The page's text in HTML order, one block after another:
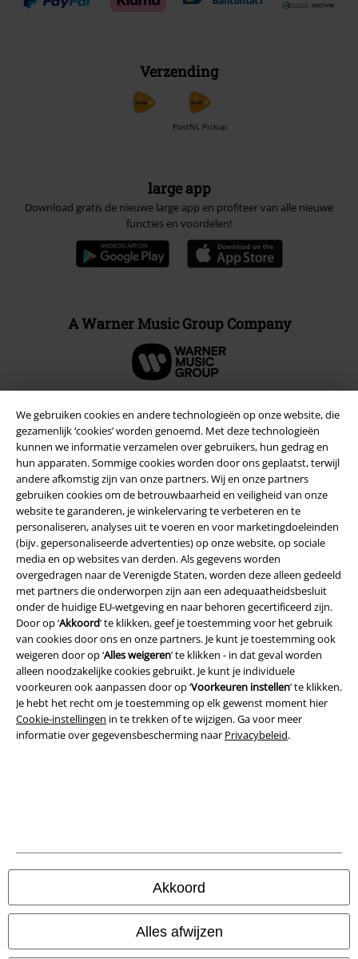
We gebruiken cookies en andere technologieën op onze website, die
gezamenlijk ‘cookies’ worden genoemd. Met deze technologieën
kunnen we informatie verzamelen over gebruikers, hun gedrag en
hun apparaten. Sommige cookies worden door ons geplaatst, terwijl
andere afkomstig zijn van onze partners. Wij en onze partners
gebruiken cookies om de betrouwbaarheid en veiligheid van onze
website te garanderen, je winkelervaring te verbeteren en te
personaliseren, analyses uit te voeren en voor marketingdoeleinden
(bijv. gepersonaliseerde advertenties) op onze website, op sociale
media en op websites van derden. Als gegevens worden
overgedragen naar de Verenigde Staten, worden deze alleen gedeeld
met partners die onderworpen zijn aan een adequaatheidsbesluit
onder de huidige EU-wetgeving en naar behoren gecertificeerd zijn.
Door op ‘Akkoord’ te klikken, geef je toestemming voor het gebruik
van cookies door ons en onze partners. Je kunt je toestemming ook
weigeren door op ‘Alles weigeren’ te klikken - in dat geval worden
alleen noodzakelijke cookies gebruikt. Je kunt je individuele
voorkeuren ook aanpassen door op ‘Voorkeuren instellen’ te klikken.
Je hebt het recht om je toestemming op elk gewenst moment hier
Cookie-instellingen in te trekken of te wijzigen. Ga voor meer
informatie over gegevensbescherming naar Privacybeleid.
Akkoord
Alles afwijzen
Verzending
PostNL Pickup
large app
Download gratis de nieuwe large app en profiteer van alle nieuwe
functies en voordelen!
A Warner Music Group Company
Beveiliging
Legal
Algemene Voorwaarden
Bedrijfsgegevens
Annuleer bestelling
Alle prijzen incl.wettelijke BTW